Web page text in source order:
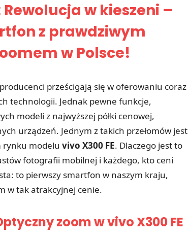
Rewolucja w kieszeni –
z prawdziwym
w Polsce!
prześcigają się w oferowaniu coraz
technologii. Jednak pewne funkcje,
modeli z najwyższej półki cenowej,
urządzeń. Jednym z takich przełomów jest
rynku modelu vivo X300 FE. Dlaczego jest to
fotografii mobilnej i każdego, kto ceni
to pierwszy smartfon w naszym kraju,
w tak atrakcyjnej cenie.
zoom w vivo X300 FE